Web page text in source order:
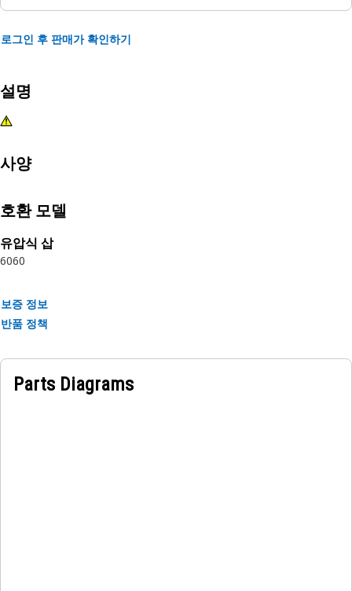
로그인 후 판매가 확인하기
설명
사양
호환 모델
유압식 삽
6060
보증 정보
반품 정책
Parts Diagrams